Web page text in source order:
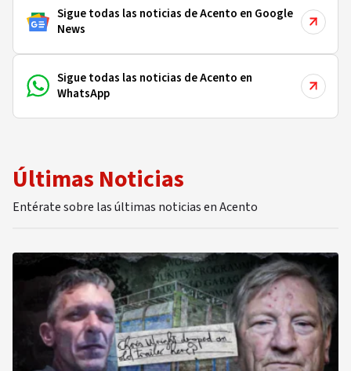
Sigue todas las noticias de Acento en Google
News
Sigue todas las noticias de Acento en
WhatsApp